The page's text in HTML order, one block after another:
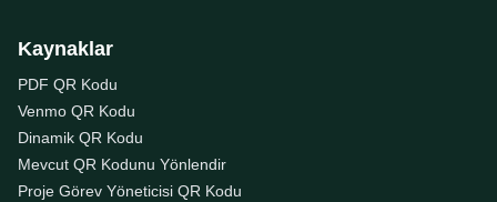
Kaynaklar
PDF QR Kodu
Venmo QR Kodu
Dinamik QR Kodu
Mevcut QR Kodunu Yönlendir
Proje Görev Yöneticisi QR Kodu